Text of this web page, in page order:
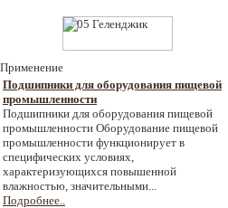
Применение
Подшипники для оборудования пищевой
промышленности
Подшипники для оборудования пищевой
промышленности Оборудование пищевой
промышленности функционирует в
специфических условиях,
характеризующихся повышенной
влажностью, значительными...
Подробнее..